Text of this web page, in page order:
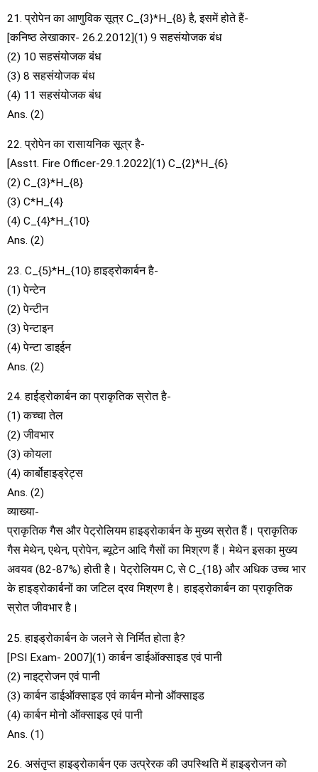
21. प्रोपेन का आणुविक सूत्र C_{3}*H_{8} है, इसमें होते हैं-
[कनिष्ठ लेखाकार- 26.2.2012](1) 9 सहसंयोजक बंध
(2) 10 सहसंयोजक बंध
(3) 8 सहसंयोजक बंध
(4) 11 सहसंयोजक बंध
Ans. (2)
22. प्रोपेन का रासायनिक सूत्र है-
[Asstt. Fire Officer-29.1.2022](1) C_{2}*H_{6}
(2) C_{3}*H_{8}
(3) C*H_{4}
(4) C_{4}*H_{10}
Ans. (2)
23. C_{5}*H_{10} हाइड्रोकार्बन है-
(1) पेन्टेन
(2) पेन्टीन
(3) पेन्टाइन
(4) पेन्टा डाइईन
Ans. (2)
24. हाईड्रोकार्बन का प्राकृतिक स्रोत है-
(1) कच्चा तेल
(2) जीवभार
(3) कोयला
(4) कार्बोहाइड्रेट्स
Ans. (2)
व्याख्या-
प्राकृतिक गैस और पेट्रोलियम हाइड्रोकार्बन के मुख्य स्रोत हैं। प्राकृतिक
गैस मेथेन, एथेन, प्रोपेन, ब्यूटेन आदि गैसों का मिश्रण हैं। मेथेन इसका मुख्य
अवयव (82-87%) होती है। पेट्रोलियम C, से C_{18} और अधिक उच्च भार
के हाइड्रोकार्बनों का जटिल द्रव मिश्रण है। हाइड्रोकार्बन का प्राकृतिक
स्रोत जीवभार है।
25. हाइड्रोकार्बन के जलने से निर्मित होता है?
[PSI Exam- 2007](1) कार्बन डाईऑक्साइड एवं पानी
(2) नाइट्रोजन एवं पानी
(3) कार्बन डाईऑक्साइड एवं कार्बन मोनो ऑक्साइड
(4) कार्बन मोनो ऑक्साइड एवं पानी
Ans. (1)
26. असंतृप्त हाइड्रोकार्बन एक उत्प्रेरक की उपस्थिति में हाइड्रोजन को